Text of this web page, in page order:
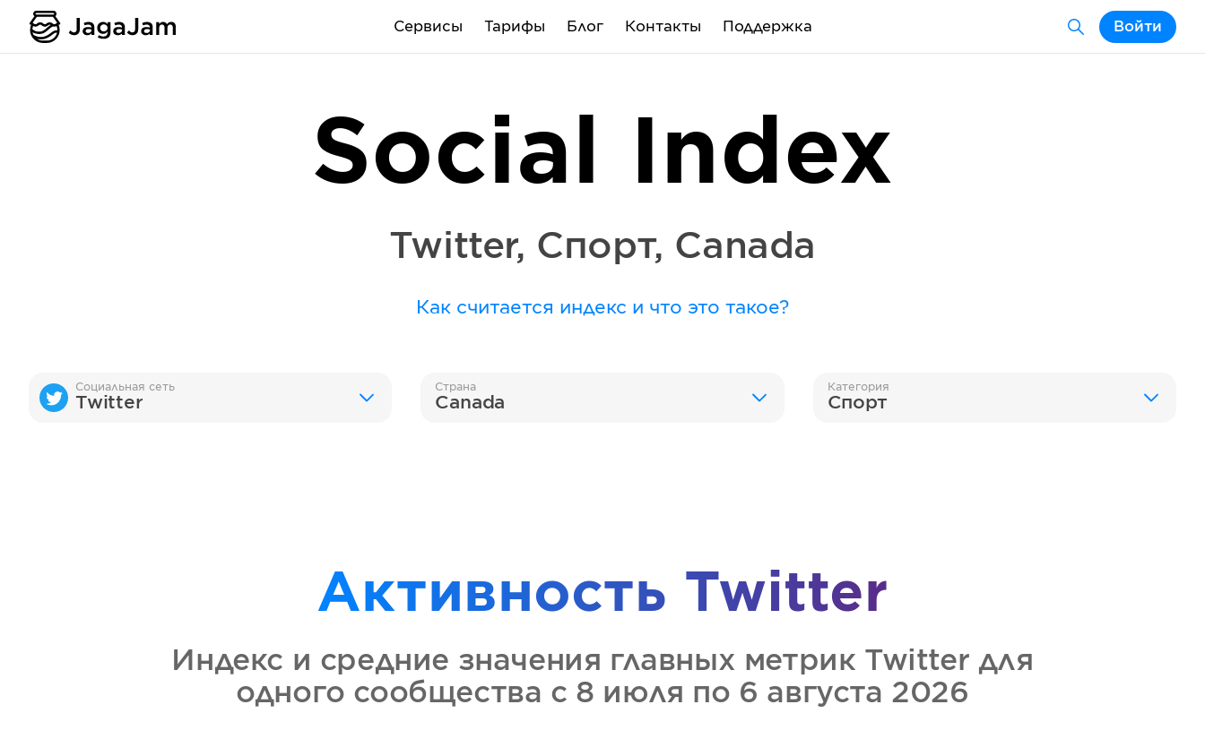
Сервисы Тарифы Блог Контакты Поддержка Войти
Social Index
Twitter, Спорт, Canada
Как считается индекс и что это такое?
Социальная сеть
Twitter
Страна
Canada
Категория
Спорт
Активность Twitter
Индекс и средние значения главных метрик Twitter для
одного сообщества с 8 июля по 6 августа 2026